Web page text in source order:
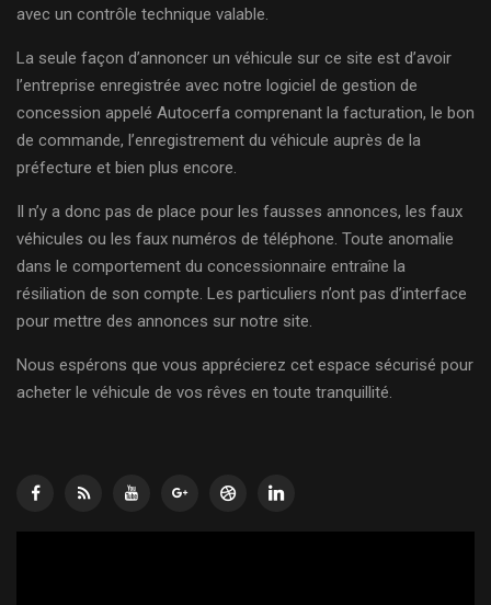
avec un contrôle technique valable.
La seule façon d’annoncer un véhicule sur ce site est d’avoir
l’entreprise enregistrée avec notre logiciel de gestion de
concession appelé Autocerfa comprenant la facturation, le bon
de commande, l’enregistrement du véhicule auprès de la
préfecture et bien plus encore.
Il n’y a donc pas de place pour les fausses annonces, les faux
véhicules ou les faux numéros de téléphone. Toute anomalie
dans le comportement du concessionnaire entraîne la
résiliation de son compte. Les particuliers n’ont pas d’interface
pour mettre des annonces sur notre site.
Nous espérons que vous apprécierez cet espace sécurisé pour
acheter le véhicule de vos rêves en toute tranquillité.